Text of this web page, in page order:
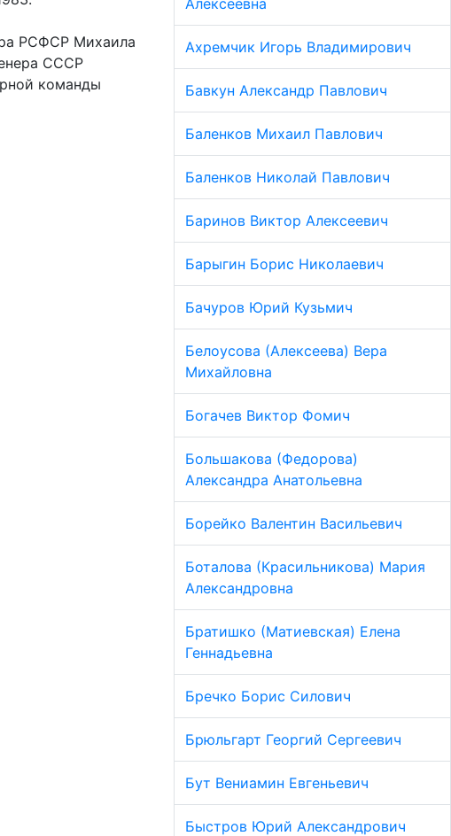
РСФСР Михаила
СССР
команды
Алексеевна
Ахремчик Игорь Владимирович
Бавкун Александр Павлович
Баленков Михаил Павлович
Баленков Николай Павлович
Баринов Виктор Алексеевич
Барыгин Борис Николаевич
Бачуров Юрий Кузьмич
Белоусова (Алексеева) Вера
Михайловна
Богачев Виктор Фомич
Большакова (Федорова)
Александра Анатольевна
Борейко Валентин Васильевич
Боталова (Красильникова) Мария
Александровна
Братишко (Матиевская) Елена
Геннадьевна
Бречко Борис Силович
Брюльгарт Георгий Сергеевич
Бут Вениамин Евгеньевич
Быстров Юрий Александрович